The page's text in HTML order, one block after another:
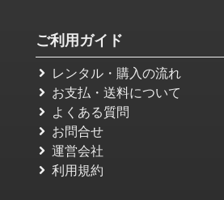
ご利用ガイド
レンタル・購入の流れ
お支払・送料について
よくある質問
お問合せ
運営会社
利用規約